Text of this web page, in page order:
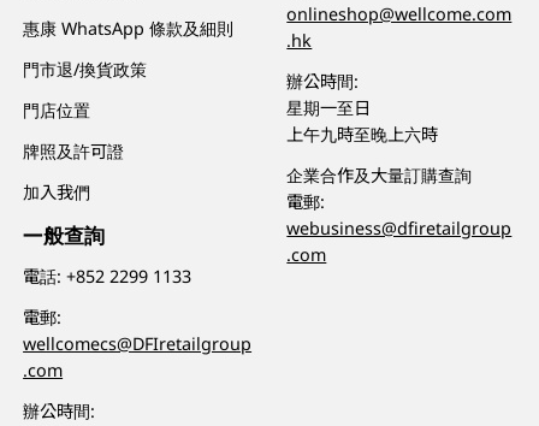
惠康 WhatsApp 條款及細則
門市退/換貨政策
門店位置
牌照及許可證
加入我們
一般查詢
電話:+852 2299 1133
電郵:
wellcomecs@DFIretailgroup
.com
辦公時間:
onlineshop@wellcome.com
.hk
辦公時間:
星期一至日
上午九時至晚上六時
企業合作及大量訂購查詢
電郵:
webusiness@dfiretailgroup
.com